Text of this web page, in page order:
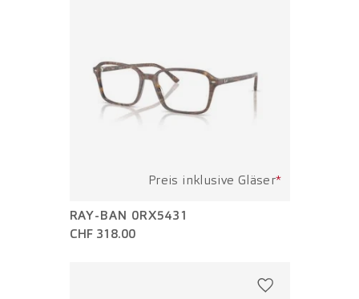
Preis inklusive Gläser*
RAY-BAN 0RX5431
CHF 318.00